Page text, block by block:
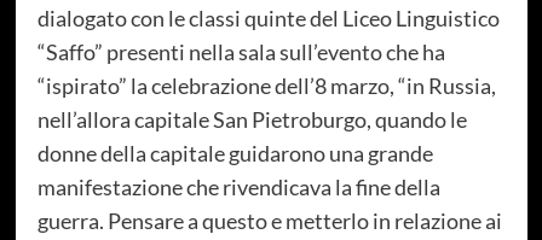
dialogato con le classi quinte del Liceo Linguistico
“Saffo” presenti nella sala sull’evento che ha
“ispirato” la celebrazione dell’8 marzo, “in Russia,
nell’allora capitale San Pietroburgo, quando le
donne della capitale guidarono una grande
manifestazione che rivendicava la fine della
guerra. Pensare a questo e metterlo in relazione ai